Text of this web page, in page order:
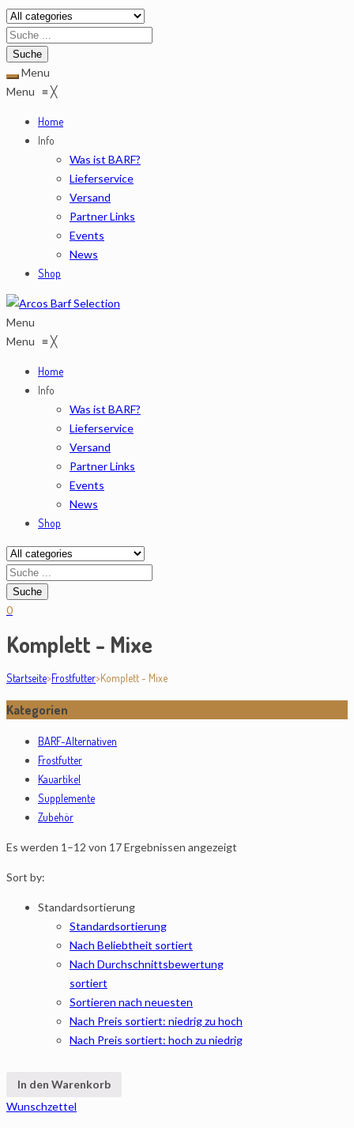
Menu
Menu ≡╳
Home
Info
Was ist BARF?
Lieferservice
Versand
Partner Links
Events
News
Shop
Menu
Menu ≡╳
Home
Info
Was ist BARF?
Lieferservice
Versand
Partner Links
Events
News
Shop
0
Komplett - Mixe
Startseite>Frostfutter>Komplett - Mixe
Kategorien
BARF-Alternativen
Frostfutter
Kauartikel
Supplemente
Zubehör
Es werden 1–12 von 17 Ergebnissen angezeigt
Sort by:
Standardsortierung
Standardsortierung
Nach Beliebtheit sortiert
Nach Durchschnittsbewertung
sortiert
Sortieren nach neuesten
Nach Preis sortiert: niedrig zu hoch
Nach Preis sortiert: hoch zu niedrig
In den Warenkorb
Wunschzettel